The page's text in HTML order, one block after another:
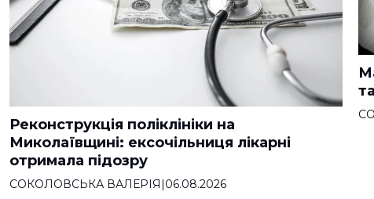
Реконструкція поліклініки на
Миколаївщині: ексочільниця лікарні
отримала підозру
СОКОЛОВСЬКА ВАЛЕРІЯ|06.08.2026